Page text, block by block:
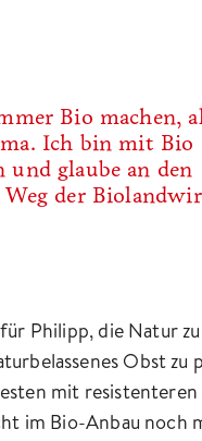
Bio machen,
Ich bin mit Bio
und glaube an den
der
Philipp, die Natur
Obst zu
mit
im Bio-Anbau noch